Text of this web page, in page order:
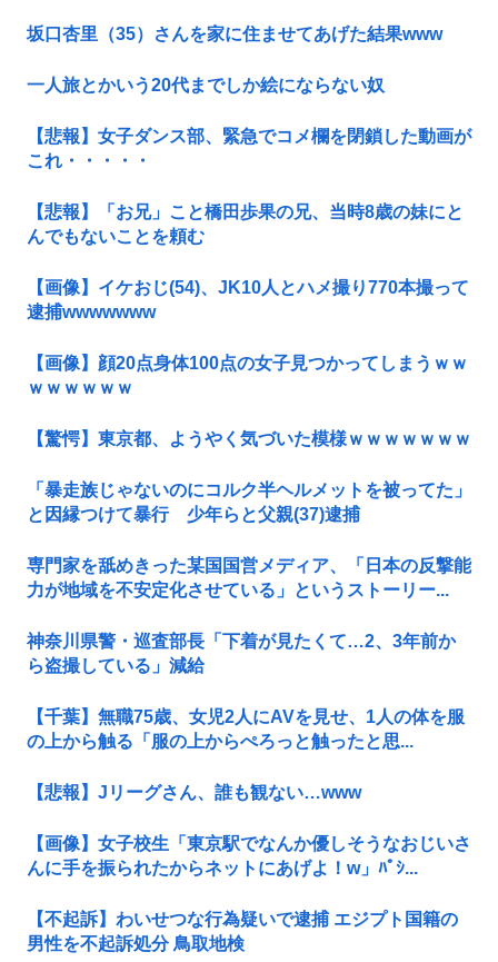
坂口杏里（35）さんを家に住ませてあげた結果www
一人旅とかいう20代までしか絵にならない奴
【悲報】女子ダンス部、緊急でコメ欄を閉鎖した動画が
これ・・・・・
【悲報】「お兄」こと橋田歩果の兄、当時8歳の妹にと
んでもないことを頼む
【画像】イケおじ(54)、JK10人とハメ撮り770本撮って
逮捕wwwwwww
【画像】顔20点身体100点の女子見つかってしまうｗｗ
ｗｗｗｗｗｗ
【驚愕】東京都、ようやく気づいた模様ｗｗｗｗｗｗｗ
「暴走族じゃないのにコルク半ヘルメットを被ってた」
と因縁つけて暴行 少年らと父親(37)逮捕
専門家を舐めきった某国国営メディア、「日本の反撃能
力が地域を不安定化させている」というストーリー...
神奈川県警・巡査部長「下着が見たくて…2、3年前か
ら盗撮している」減給
【千葉】無職75歳、女児2人にAVを見せ、1人の体を服
の上から触る「服の上からぺろっと触ったと思...
【悲報】Jリーグさん、誰も観ない…www
【画像】女子校生「東京駅でなんか優しそうなおじいさ
んに手を振られたからネットにあげよ！w」ﾊﾟｼ...
【不起訴】わいせつな行為疑いで逮捕 エジプト国籍の
男性を不起訴処分 鳥取地検